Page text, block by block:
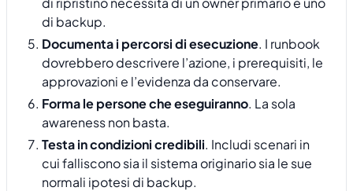
di backup.
Documenta i percorsi di esecuzione. I runbook
dovrebbero descrivere l’azione, i prerequisiti, le
approvazioni e l’evidenza da conservare.
Forma le persone che eseguiranno. La sola
awareness non basta.
Testa in condizioni credibili. Includi scenari in
cui falliscono sia il sistema originario sia le sue
normali ipotesi di backup.